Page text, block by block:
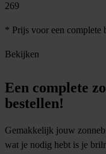
269
* Prijs voor een complete
Bekijken
Een complete
bestellen!
Gemakkelijk jouw
wat je nodig hebt is je